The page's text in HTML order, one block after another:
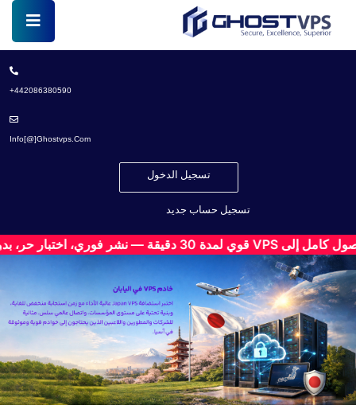
442086380590+
Info[@]ghostvps.com
تسجيل الدخول
تسجيل حساب جديد